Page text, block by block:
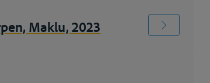
Maklu, 2023